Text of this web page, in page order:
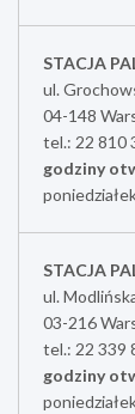
STACJA
ul.
04-148
tel.: 22 810
godziny
STACJA
ul.
03-216
tel.: 22 339
godziny